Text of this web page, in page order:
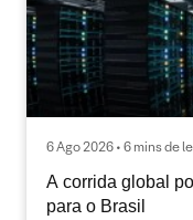
6 Ago 2026 • 6 mins de
A corrida global
para o Brasil